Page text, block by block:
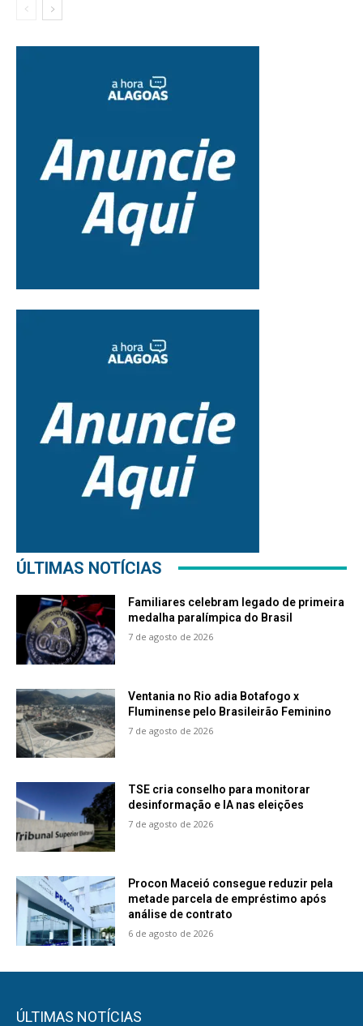
ÚLTIMAS NOTÍCIAS
Familiares celebram legado de primeira
medalha paralímpica do Brasil
7 de agosto de 2026
Ventania no Rio adia Botafogo x
Fluminense pelo Brasileirão Feminino
7 de agosto de 2026
TSE cria conselho para monitorar
desinformação e IA nas eleições
7 de agosto de 2026
Procon Maceió consegue reduzir pela
metade parcela de empréstimo após
análise de contrato
6 de agosto de 2026
ÚLTIMAS NOTÍCIAS